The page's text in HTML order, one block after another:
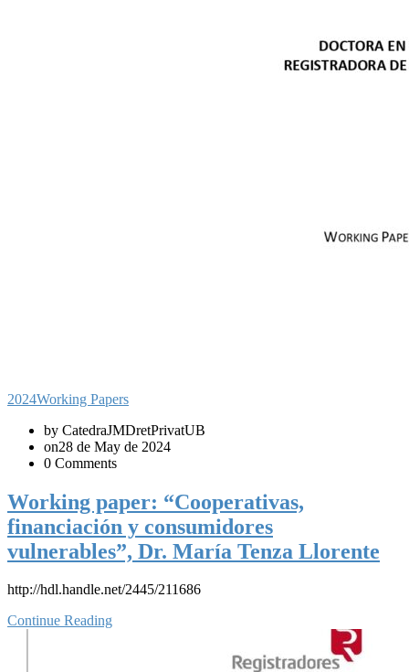
2024Working Papers
by CatedraJMDretPrivatUB
on28 de May de 2024
0 Comments
Working paper: “Cooperativas,
financiación y consumidores
vulnerables”, Dr. María Tenza Llorente
http://hdl.handle.net/2445/211686
Continue Reading